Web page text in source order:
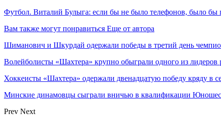
Футбол. Виталий Булыга: если бы не было телефонов, было бы
Вам также могут понравиться Еще от автора
Шиманович и Шкурдай одержали победы в третий день
Волейболисты «Шахтера» крупно обыграли одного из лидеров
Хоккеисты «Шахтера» одержали двенадцатую победу кряду в
Минские динамовцы сыграли вничью в квалификации
Prev Next